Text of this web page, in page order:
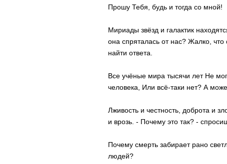
Прошу Тебя, будь и тогда со мной!
Мириады звёзд и галактик
она спряталась от нас? Жалко,
найти ответа.
Все учёные мира тысячи лет Не
человека, Или всё-таки нет? А
Лживость и честность, доброта и
и врозь. - Почему это так? -
Почему смерть забирает рано
людей?